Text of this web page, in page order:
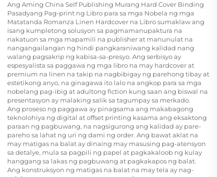
Ang Aming China Self Publishing Murang Hard Cover Binding
Pasadyang Pag-print ng Libro para sa mga Nobela ng mga
Matatanda Romanza Linen Hardcover na Librosumaklaw ang
isang kumpletong solusyon sa pagmamanupaktura na
nakatuon sa mga mapamili na publisher at manunulat na
nangangailangan ng hindi pangkaraniwang kalidad nang
walang pagsakrip ng kabisa-sa-presyo. Ang serbisyo ay
espesyalista sa paggawa ng mga libro na may hardcover at
premium na linen na takip na nagbibigay ng parehong tibay at
estetikong anyo, na ginagawa ito lalo na angkop para sa mga
nobelang pag-ibig at adultong fiction kung saan ang biswal na
presentasyon ay malaking salik sa tagumpay sa merkado.
Ang proseso ng paggawa ay pinagsama ang makabagong
teknolohiya ng digital at offset printing kasama ang eksaktong
paraan ng pagbuwang, na nagsigurong ang kalidad ay pare-
pareho sa lahat ng uri ng dami ng order. Ang bawat aklat na
may matigas na balat ay dinaing may masusing pag-atensyon
sa detalye, mula sa pagpili ng papel at pagkakaloob ng kulay
hanggang sa lakas ng pagbuwang at pagkakapos ng balat.
Ang konstruksyon ng matigas na balat na may tela ay nag-